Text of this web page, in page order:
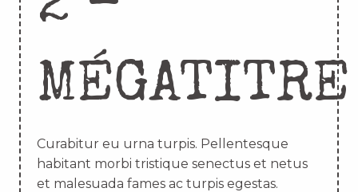
MÉGATITRE
Curabitur eu urna turpis. Pellentesque
habitant morbi tristique senectus et netus
et malesuada fames ac turpis egestas.